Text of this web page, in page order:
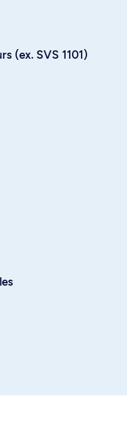
(ex. SVS 1101)